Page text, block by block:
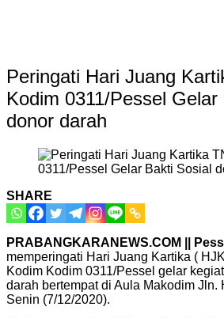
Peringati Hari Juang
Kodim 0311/Pessel
donor darah
SHARE
PRABANGKARANEWS.COM ||
memperingati Hari Juang Kartika (
Kodim Kodim 0311/Pessel gelar
darah bertempat di Aula Makodim Jln.
Senin (7/12/2020).